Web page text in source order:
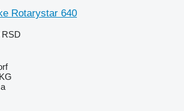
Rotarystar 640
RSD